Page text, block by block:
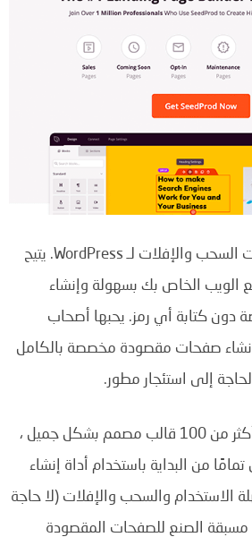
هو أفضل منشئ صفحات السحب والإفلات لـ WordPress. يتيح
الخاص بك بسهولة وإنشاء
كتابة أي رمز. يحبها أصحاب
إنشاء صفحات مقصودة مخصصة بالكامل
إلى استئجار مطور.
يمكنك الاختيار من بين أكثر من 100 قالب مصمم بشكل جميل ،
من البداية باستخدام أداة إنشاء
الاستخدام والسحب والإفلات (لا حاجة
مسبقة الصنع للصفحات المقصودة